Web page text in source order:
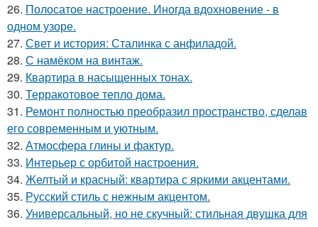
26. Полосатое настроение. Иногда вдохновение - в
одном узоре.
27. Свет и история: Сталинка с анфиладой.
28. С намёком на винтаж.
29. Квартира в насыщенных тонах.
30. Терракотовое тепло дома.
31. Ремонт полностью преобразил пространство, сделав
его современным и уютным.
32. Атмосфера глины и фактур.
33. Интерьер с орбитой настроения.
34. Желтый и красный: квартира с яркими акцентами.
35. Русский стиль с нежным акцентом.
36. Универсальный, но не скучный: стильная двушка для